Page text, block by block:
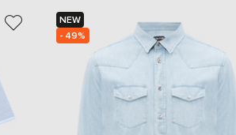
NEW
- 49%